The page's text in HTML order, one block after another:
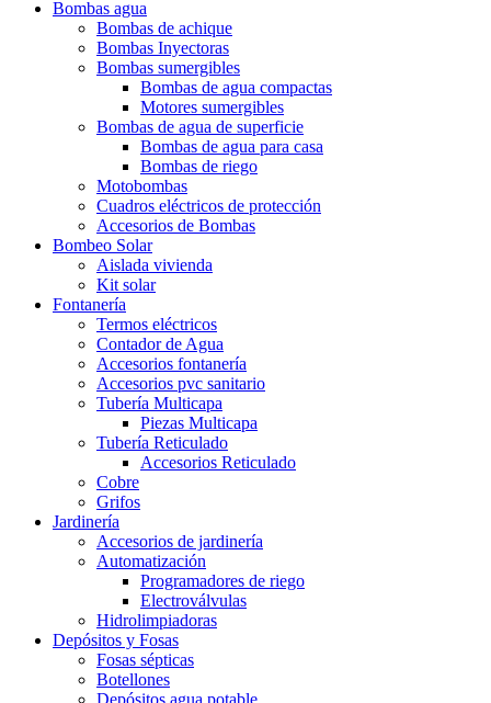
Bombas agua
Bombas de achique
Bombas Inyectoras
Bombas sumergibles
Bombas de agua compactas
Motores sumergibles
Bombas de agua de superficie
Bombas de agua para casa
Bombas de riego
Motobombas
Cuadros eléctricos de protección
Accesorios de Bombas
Bombeo Solar
Aislada vivienda
Kit solar
Fontanería
Termos eléctricos
Contador de Agua
Accesorios fontanería
Accesorios pvc sanitario
Tubería Multicapa
Piezas Multicapa
Tubería Reticulado
Accesorios Reticulado
Cobre
Grifos
Jardinería
Accesorios de jardinería
Automatización
Programadores de riego
Electroválvulas
Hidrolimpiadoras
Depósitos y Fosas
Fosas sépticas
Botellones
Depósitos agua potable